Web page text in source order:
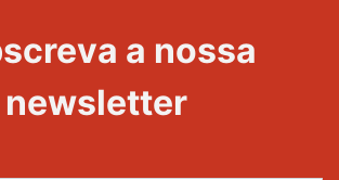
a nossa
newsletter